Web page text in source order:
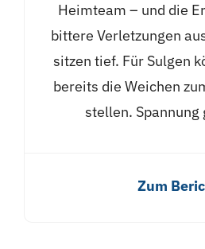
Heimteam – und die
bittere Verletzungen
sitzen tief. Für Sulgen
bereits die Weichen
stellen.
Zum